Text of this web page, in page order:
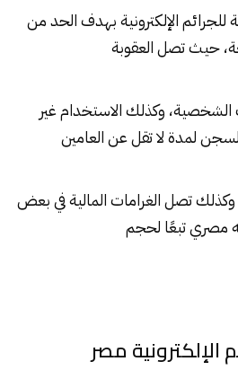
للجرائم الإلكترونية بهدف الحد من
حيث تصل العقوبة
الشخصية، وكذلك الاستخدام غير
لمدة لا تقل عن العامين
تصل الغرامات المالية في بعض
الإلكترونية مصر